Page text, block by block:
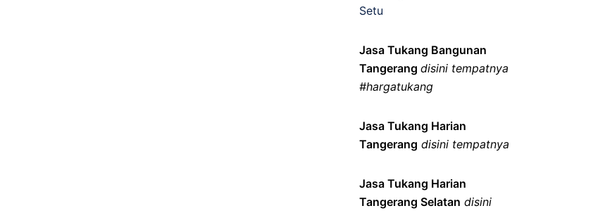
Setu
Jasa Tukang Bangunan
Tangerang disini tempatnya
#hargatukang
Jasa Tukang Harian
Tangerang disini tempatnya
Jasa Tukang Harian
Tangerang Selatan disini